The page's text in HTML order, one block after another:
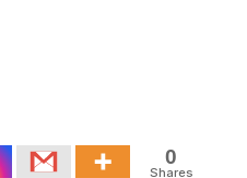
0
Shares